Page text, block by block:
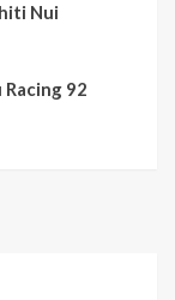
Nui
Racing 92